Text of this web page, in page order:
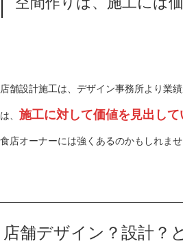
店舗設計施工は、デザイン事務所より業
は、 施工に対して価値を見出して
食店オーナーには強くあるのかもしれませ
店舗デザイン？設計？